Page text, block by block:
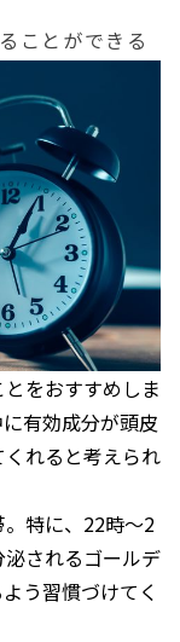
ことができる
をおすすめしま
有効成分が頭皮
れると考えられ
特に、22時～2
されるゴールデ
う習慣づけてく